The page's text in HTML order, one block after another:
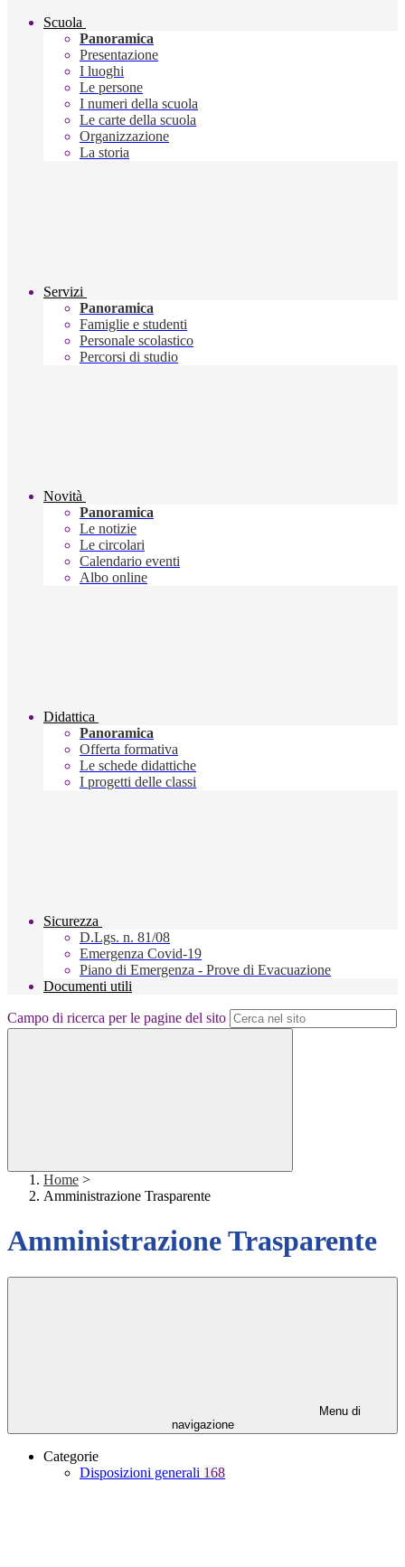
Scuola
Panoramica
Presentazione
I luoghi
Le persone
I numeri della scuola
Le carte della scuola
Organizzazione
La storia
Servizi
Panoramica
Famiglie e studenti
Personale scolastico
Percorsi di studio
Novità
Panoramica
Le notizie
Le circolari
Calendario eventi
Albo online
Didattica
Panoramica
Offerta formativa
Le schede didattiche
I progetti delle classi
Sicurezza
D.Lgs. n. 81/08
Emergenza Covid-19
Piano di Emergenza - Prove di Evacuazione
Documenti utili
Campo di ricerca per le pagine del sito
Home >
Amministrazione Trasparente
Amministrazione Trasparente
Menu di
navigazione
Categorie
Disposizioni generali 168